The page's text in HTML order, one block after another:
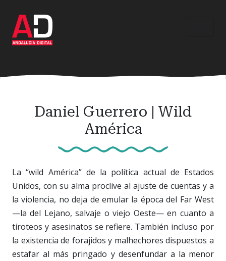
contenido
principal
Daniel Guerrero | Wild
América
La “wild América” de la política actual de Estados
Unidos, con su alma proclive al ajuste de cuentas y a
la violencia, no deja de emular la época del Far West
—la del Lejano, salvaje o viejo Oeste— en cuanto a
tiroteos y asesinatos se refiere. También incluso por
la existencia de forajidos y malhechores dispuestos a
estafar al más pringado y desenfundar a la menor